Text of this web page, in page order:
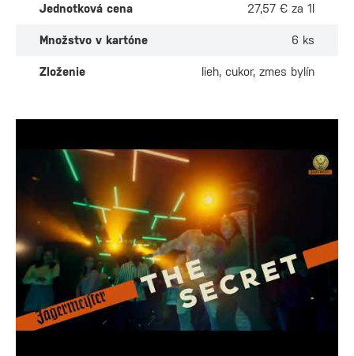
Jednotková cena 27,57 € za 1l
Množstvo v kartóne 6 ks
Zloženie lieh, cukor, zmes bylín